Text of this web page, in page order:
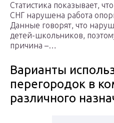
Статистика показывает,
СНГ нарушена работа
Данные говорят, что
детей-школьников,
причина –…
Варианты
перегородок в
различного